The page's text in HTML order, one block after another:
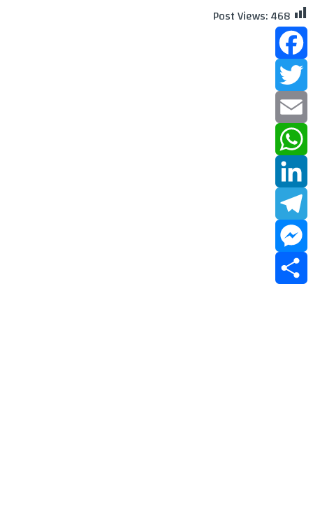
Post Views:468
Facebook
Twitter
Email
WhatsApp
LinkedIn
Telegram
Messenger